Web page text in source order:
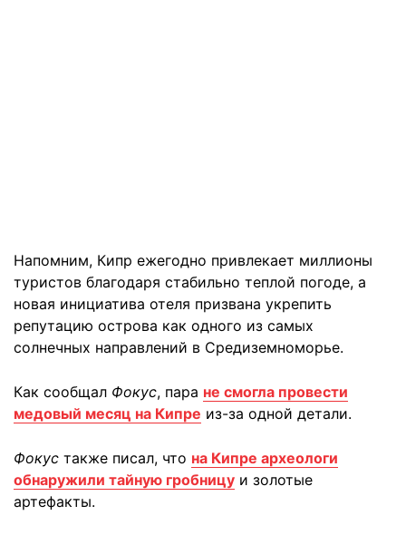
Напомним, Кипр ежегодно привлекает миллионы
туристов благодаря стабильно теплой погоде, а
новая инициатива отеля призвана укрепить
репутацию острова как одного из самых
солнечных направлений в Средиземноморье.
Как сообщал Фокус, пара не смогла провести
медовый месяц на Кипре из-за одной детали.
Фокус также писал, что на Кипре археологи
обнаружили тайную гробницу и золотые
артефакты.